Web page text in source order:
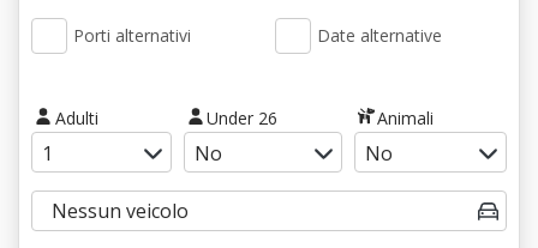
Porti alternativi Date alternative
Adulti Under 26 Animali